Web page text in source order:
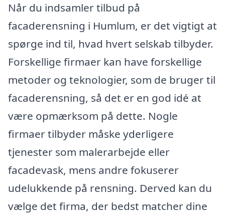
Når du indsamler tilbud på
facaderensning i Humlum, er det vigtigt at
spørge ind til, hvad hvert selskab tilbyder.
Forskellige firmaer kan have forskellige
metoder og teknologier, som de bruger til
facaderensning, så det er en god idé at
være opmærksom på dette. Nogle
firmaer tilbyder måske yderligere
tjenester som malerarbejde eller
facadevask, mens andre fokuserer
udelukkende på rensning. Derved kan du
vælge det firma, der bedst matcher dine